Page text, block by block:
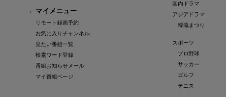
マイメニュー
リモート録画予約
お気に入りチャンネル
見たい番組一覧
検索ワード登録
番組お知らせメール
マイ番組ページ
国内ドラマ
アジアドラマ
韓流まつり
スポーツ
プロ野球
サッカー
ゴルフ
テニス